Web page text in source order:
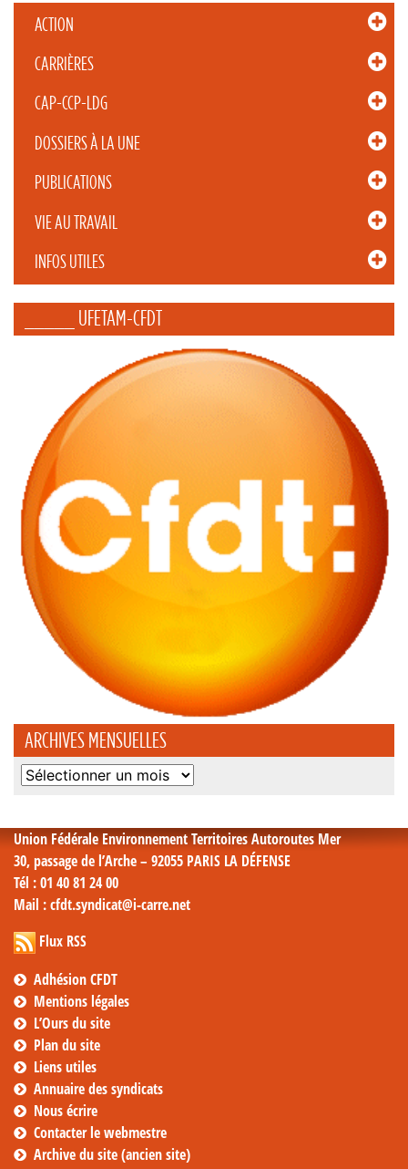
ACTION
CARRIÈRES
CAP-CCP-LDG
DOSSIERS À LA UNE
PUBLICATIONS
VIE AU TRAVAIL
INFOS UTILES
_____ UFETAM-CFDT
ARCHIVES MENSUELLES
Archives
Union Fédérale Environnement Territoires Autoroutes Mer
30, passage de l’Arche – 92055 PARIS LA DÉFENSE
Tél : 01 40 81 24 00
Mail : cfdt.syndicat@i-carre.net
Flux RSS
Adhésion CFDT
Mentions légales
L’Ours du site
Plan du site
Liens utiles
Annuaire des syndicats
Nous écrire
Contacter le webmestre
Archive du site (ancien site)